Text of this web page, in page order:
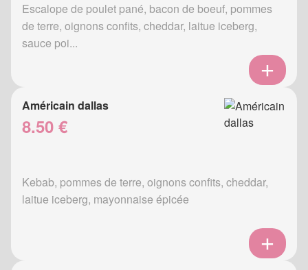
Escalope de poulet pané, bacon de boeuf, pommes
de terre, oignons confits, cheddar, laitue iceberg,
sauce poi...
Américain dallas
8.50 €
Kebab, pommes de terre, oignons confits, cheddar,
laitue iceberg, mayonnaise épicée